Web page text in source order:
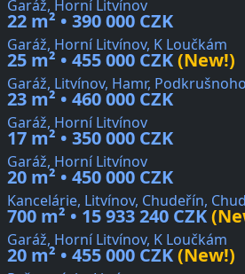
Garáž, Horní Litvínov
22 m² • 390 000 CZK
Garáž, Horní Litvínov, K Loučkám
25 m² • 455 000 CZK(New!)
Garáž, Litvínov, Hamr,
23 m² • 460 000 CZK
Garáž, Horní Litvínov
17 m² • 350 000 CZK
Garáž, Horní Litvínov
20 m² • 450 000 CZK
Kancelárie, Litvínov, Chudeřín,
700 m² • 15 933 240 CZK
Garáž, Horní Litvínov, K Loučkám
20 m² • 455 000 CZK(New!)